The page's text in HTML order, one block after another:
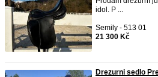
idol. P ...
Semily - 513 01
21 300 Kč
Drezurni sedlo